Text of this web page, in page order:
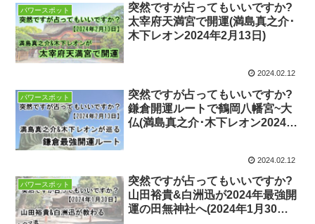
パワースポット
突然ですが占ってもいいですか?
太宰府天満宮で開運(満島真之介･
木下レオン2024年2月13日)
2024.02.12
パワースポット
突然ですが占ってもいいですか?
鎌倉開運ルートで鶴岡八幡宮~大
仏(満島真之介･木下レオン2024年
2024.02.12
パワースポット
突然ですが占ってもいいですか?
山田裕貴&白洲迅が2024年最強開
運の田無神社へ(2024年1月30日